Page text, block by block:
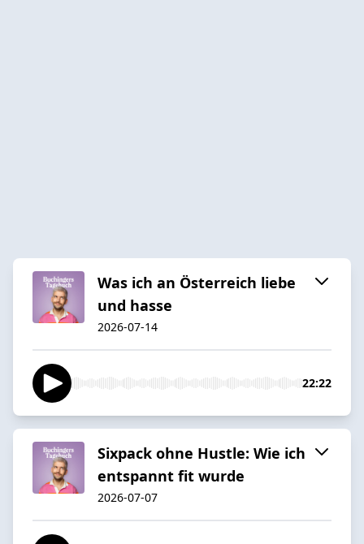
Was ich an Österreich liebe
und hasse
2026-07-14
22:22
Sixpack ohne Hustle: Wie ich
entspannt fit wurde
2026-07-07